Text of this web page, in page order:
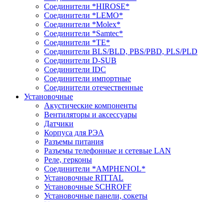
Соединители *HIROSE*
Соединители *LEMO*
Соединители *Molex*
Соединители *Samtec*
Соединители *TE*
Соединители BLS/BLD, PBS/PBD, PLS/PLD
Соединители D-SUB
Соединители IDC
Соединители импортные
Соединители отечественные
Установочные
Акустические компоненты
Вентиляторы и аксессуары
Датчики
Корпуса для РЭА
Разъемы питания
Разъемы телефонные и сетевые LAN
Реле, герконы
Соединители *AMPHENOL*
Установочные RITTAL
Установочные SCHROFF
Установочные панели, сокеты